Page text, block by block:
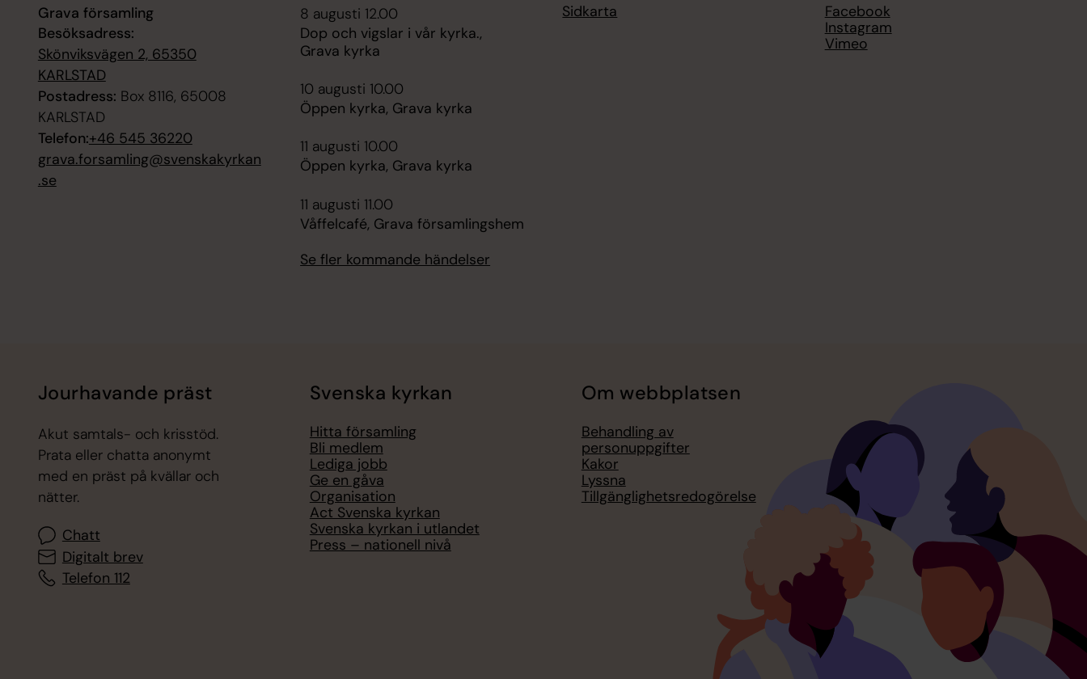
Grava församling
Besöksadress:
Skönviksvägen 2, 65350
KARLSTAD
Postadress: Box 8116, 65008
KARLSTAD
Telefon:+46 545 36220
grava.forsamling@svenskakyrkan
.se
8 augusti 12.00
Dop och vigslar i vår kyrka.,
Grava kyrka
10 augusti 10.00
Öppen kyrka, Grava kyrka
11 augusti 10.00
Öppen kyrka, Grava kyrka
11 augusti 11.00
Våffelcafé, Grava församlingshem
Se fler kommande händelser
Sidkarta
Facebook
Instagram
Vimeo
Jourhavande präst
Akut samtals- och krisstöd.
Prata eller chatta anonymt
med en präst på kvällar och
nätter.
Chatt
Digitalt brev
Telefon 112
Svenska kyrkan
Hitta församling
Bli medlem
Lediga jobb
Ge en gåva
Organisation
Act Svenska kyrkan
Svenska kyrkan i utlandet
Press – nationell nivå
Om webbplatsen
Behandling av
personuppgifter
Kakor
Lyssna
Tillgänglighetsredogörelse